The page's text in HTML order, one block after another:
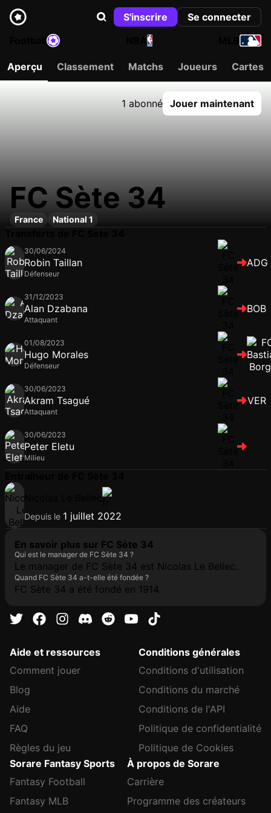
S'inscrire
Se connecter
NBA
Aperçu Classement Matchs Joueurs Cartes
1 abonné Jouer maintenant
FC Sète 34
France National 1
30/06/2024
Robin Taillan
Défenseur
ADG
31/12/2023
Alan Dzabana
Attaquant
BOB
01/08/2023
Hugo Morales
Défenseur
30/06/2023
Akram Tsagué
Attaquant
VER
30/06/2023
Peter Eletu
Milieu
Depuis le 1 juillet 2022
En savoir plus sur FC Sète 34
Qui est le manager de FC Sète 34 ?
Le manager de FC Sète 34 est Nicolas Le Bellec.
Quand FC Sète 34 a-t-elle été fondée ?
FC Sète 34 a été fondé en 1914.
Aide et ressources
Comment jouer
Blog
Aide
FAQ
Règles du jeu
Conditions générales
Conditions d'utilisation
Conditions du marché
Conditions de l'API
Politique de confidentialité
Politique de Cookies
Sorare Fantasy Sports
Fantasy Football
Fantasy MLB
À propos de Sorare
Carrière
Programme des créateurs